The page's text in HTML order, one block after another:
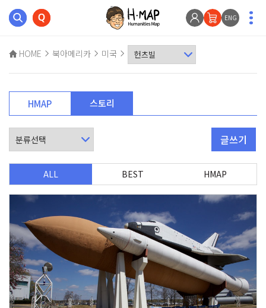
ENG
HOME 북아메리카 미국
HMAP 스토리
글쓰기
ALL BEST HMAP